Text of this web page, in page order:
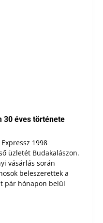
30 éves története
1998
üzletét Budakalászon.
vásárlás során
beleszerettek a
pár hónapon belül